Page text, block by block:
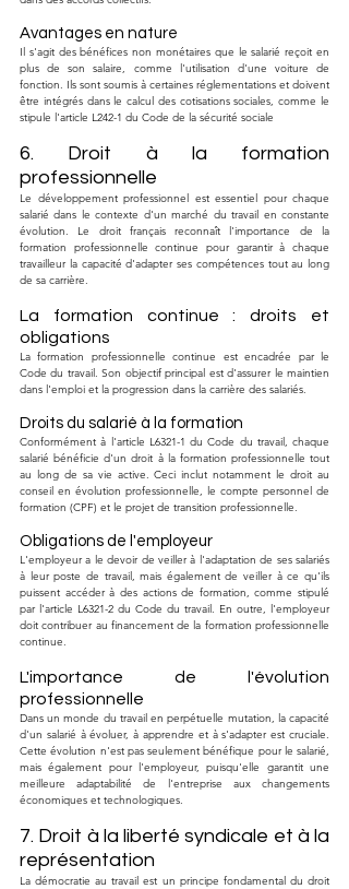
Avantages en nature
Il s'agit des bénéfices non monétaires que le salarié reçoit en
plus de son salaire, comme l'utilisation d'une voiture de
fonction. Ils sont soumis à certaines réglementations et doivent
être intégrés dans le calcul des cotisations sociales, comme le
stipule l'article L242-1 du Code de la sécurité sociale
6. Droit à la formation
professionnelle
Le développement professionnel est essentiel pour chaque
salarié dans le contexte d'un marché du travail en constante
évolution. Le droit français reconnaît l'importance de la
formation professionnelle continue pour garantir à chaque
travailleur la capacité d'adapter ses compétences tout au long
de sa carrière.
La formation continue : droits et
obligations
La formation professionnelle continue est encadrée par le
Code du travail. Son objectif principal est d'assurer le maintien
dans l'emploi et la progression dans la carrière des salariés.
Droits du salarié à la formation
Conformément à l'article L6321-1 du Code du travail, chaque
salarié bénéficie d'un droit à la formation professionnelle tout
au long de sa vie active. Ceci inclut notamment le droit au
conseil en évolution professionnelle, le compte personnel de
formation (CPF) et le projet de transition professionnelle.
Obligations de l'employeur
L'employeur a le devoir de veiller à l'adaptation de ses salariés
à leur poste de travail, mais également de veiller à ce qu'ils
puissent accéder à des actions de formation, comme stipulé
par l'article L6321-2 du Code du travail. En outre, l'employeur
doit contribuer au financement de la formation professionnelle
continue.
L'importance de l'évolution
professionnelle
Dans un monde du travail en perpétuelle mutation, la capacité
d'un salarié à évoluer, à apprendre et à s'adapter est cruciale.
Cette évolution n'est pas seulement bénéfique pour le salarié,
mais également pour l'employeur, puisqu'elle garantit une
meilleure adaptabilité de l'entreprise aux changements
économiques et technologiques.
7. Droit à la liberté syndicale et à la
représentation
La démocratie au travail est un principe fondamental du droit